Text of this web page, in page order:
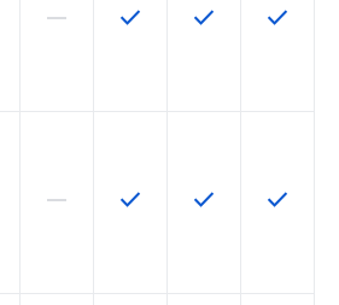
Esta función no está disponible en
horizontal_rule Esta función está
check Esta función
check Esta
check
Esta función no está disponible en
horizontal_rule Esta función está
check Esta función
check Esta
check